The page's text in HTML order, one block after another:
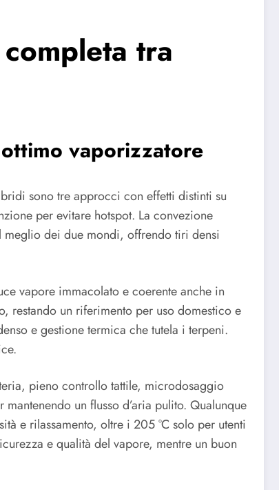
tra
vaporizzatore
sono tre approcci con effetti distinti su
per evitare hotspot. La convezione
dei due mondi, offrendo tiri densi
vapore immacolato e coerente anche in
restando un riferimento per uso domestico e
e gestione termica che tutela i terpeni.
pieno controllo tattile, microdosaggio
un flusso d’aria pulito. Qualunque
e rilassamento, oltre i 205 °C solo per utenti
e qualità del vapore, mentre un buon